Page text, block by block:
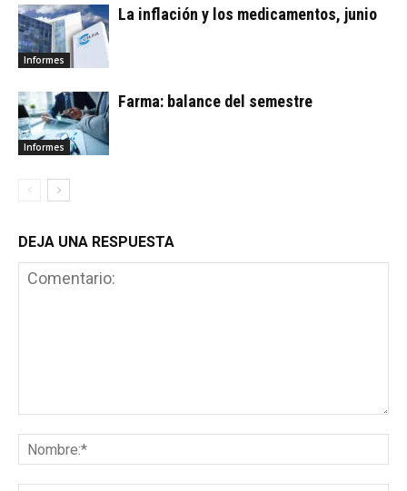
Informes
La inflación y los medicamentos, junio
Informes
Farma: balance del semestre
DEJA UNA RESPUESTA